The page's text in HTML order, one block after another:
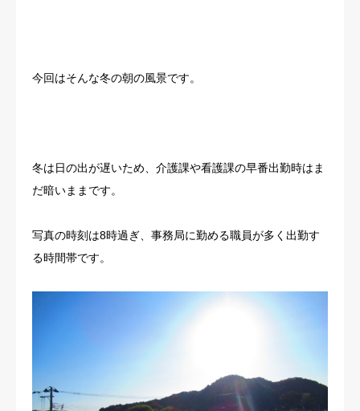
今回はそんな冬の朝の風景です。
冬は日の出が遅いため、介護課や看護課の早番出勤時はま
だ暗いままです。
写真の時刻は8時過ぎ、事務局に勤める職員が多く出勤す
る時間帯です。